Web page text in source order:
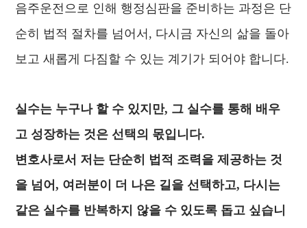
음주운전으로 인해 행정심판을 준비하는 과정은 단
순히 법적 절차를 넘어서, 다시금 자신의 삶을 돌아
보고 새롭게 다짐할 수 있는 계기가 되어야 합니다.
실수는 누구나 할 수 있지만, 그 실수를 통해 배우
고 성장하는 것은 선택의 몫입니다.
변호사로서 저는 단순히 법적 조력을 제공하는 것
을 넘어, 여러분이 더 나은 길을 선택하고, 다시는
같은 실수를 반복하지 않을 수 있도록 돕고 싶습니